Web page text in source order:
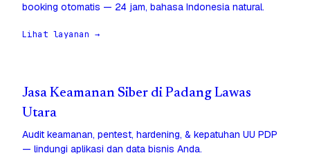
booking otomatis — 24 jam, bahasa Indonesia natural.
Lihat layanan →
Jasa Keamanan Siber di Padang Lawas
Utara
Audit keamanan, pentest, hardening, & kepatuhan UU PDP
— lindungi aplikasi dan data bisnis Anda.